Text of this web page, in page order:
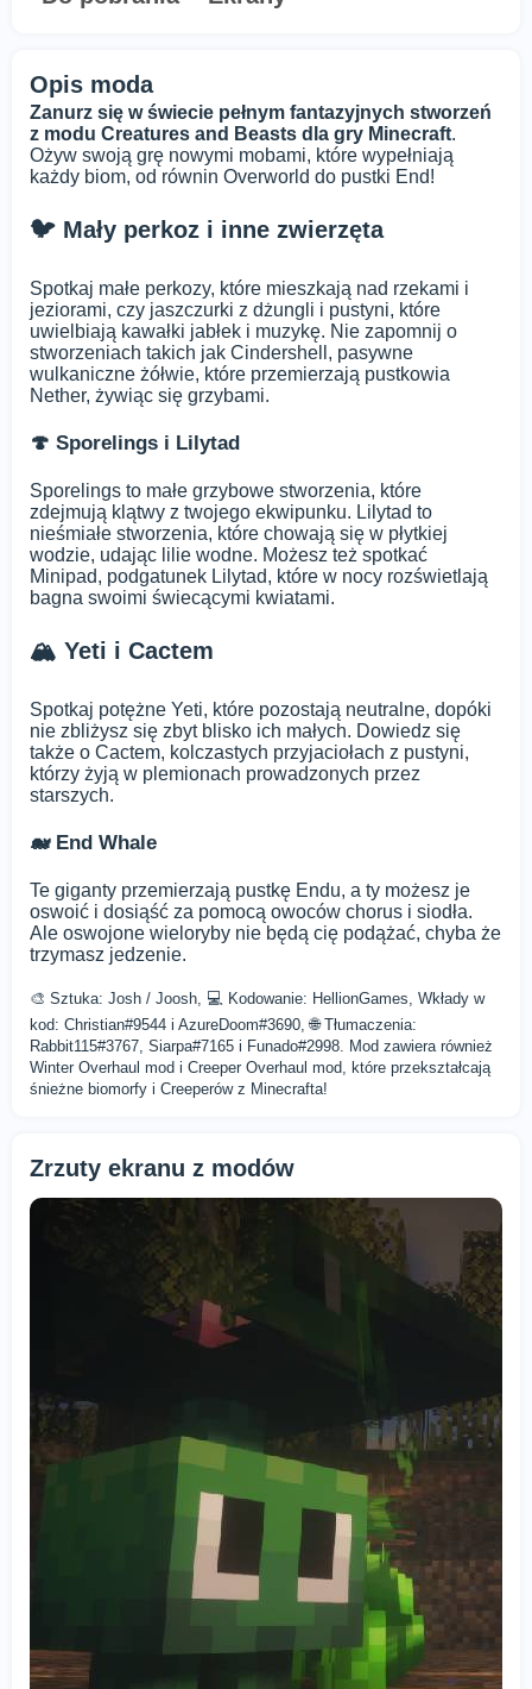
Opis moda
Zanurz się w świecie pełnym fantazyjnych stworzeń
z modu Creatures and Beasts dla gry Minecraft.
Ożyw swoją grę nowymi mobami, które wypełniają
każdy biom, od równin Overworld do pustki End!
🐦 Mały perkoz i inne zwierzęta
Spotkaj małe perkozy, które mieszkają nad rzekami i
jeziorami, czy jaszczurki z dżungli i pustyni, które
uwielbiają kawałki jabłek i muzykę. Nie zapomnij o
stworzeniach takich jak Cindershell, pasywne
wulkaniczne żółwie, które przemierzają pustkowia
Nether, żywiąc się grzybami.
🍄 Sporelings i Lilytad
Sporelings to małe grzybowe stworzenia, które
zdejmują klątwy z twojego ekwipunku. Lilytad to
nieśmiałe stworzenia, które chowają się w płytkiej
wodzie, udając lilie wodne. Możesz też spotkać
Minipad, podgatunek Lilytad, które w nocy rozświetlają
bagna swoimi świecącymi kwiatami.
🏔 Yeti i Cactem
Spotkaj potężne Yeti, które pozostają neutralne, dopóki
nie zbliżysz się zbyt blisko ich małych. Dowiedz się
także o Cactem, kolczastych przyjaciołach z pustyni,
którzy żyją w plemionach prowadzonych przez
starszych.
🐋 End Whale
Te giganty przemierzają pustkę Endu, a ty możesz je
oswoić i dosiąść za pomocą owoców chorus i siodła.
Ale oswojone wieloryby nie będą cię podążać, chyba że
trzymasz jedzenie.
🎨 Sztuka: Josh / Joosh, 💻 Kodowanie: HellionGames, Wkłady w
kod: Christian#9544 i AzureDoom#3690, 🌐 Tłumaczenia:
Rabbit115#3767, Siarpa#7165 i Funado#2998. Mod zawiera również
Winter Overhaul mod i Creeper Overhaul mod, które przekształcają
śnieżne biomorfy i Creeperów z Minecrafta!
Zrzuty ekranu z modów